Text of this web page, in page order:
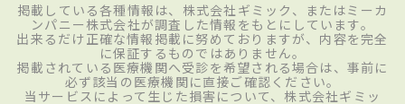
掲載している各種情報は、株式会社ギミック、またはミーカ
ンパニー株式会社が調査した情報をもとにしています。
出来るだけ正確な情報掲載に努めておりますが、内容を完全
に保証するものではありません。
掲載されている医療機関へ受診を希望される場合は、事前に
必ず該当の医療機関に直接ご確認ください。
当サービスによって生じた損害について、株式会社ギミッ